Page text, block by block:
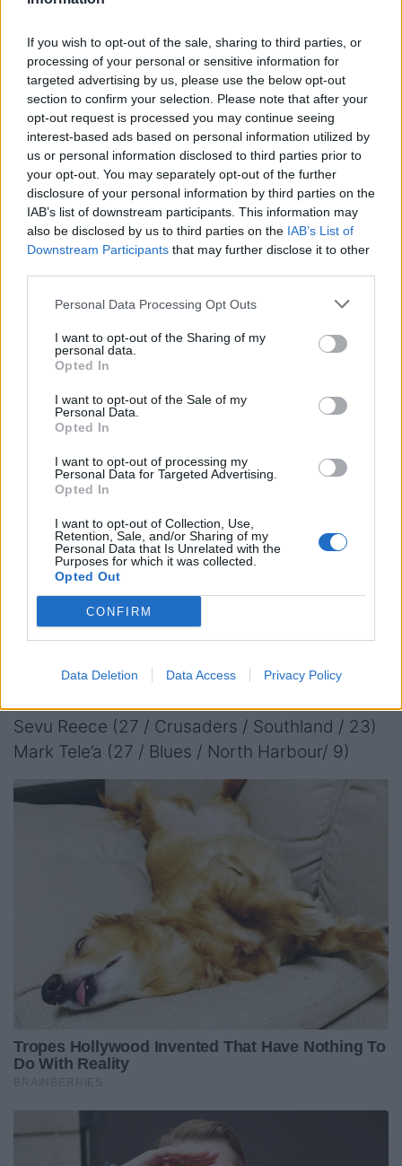
If you wish to opt-out of the sale, sharing to third parties, or
processing of your personal or sensitive information for
targeted advertising by us, please use the below opt-out
section to confirm your selection. Please note that after your
opt-out request is processed you may continue seeing
interest-based ads based on personal information utilized by
us or personal information disclosed to third parties prior to
your opt-out. You may separately opt-out of the further
disclosure of your personal information by third parties on the
IAB’s list of downstream participants. This information may
also be disclosed by us to third parties on the IAB’s List of
Downstream Participants that may further disclose it to other
Personal Data Processing Opt Outs
I want to opt-out of the Sharing of my
personal data.
Opted In
I want to opt-out of the Sale of my
Personal Data.
Opted In
I want to opt-out of processing my
Personal Data for Targeted Advertising.
Opted In
I want to opt-out of Collection, Use,
Retention, Sale, and/or Sharing of my
Personal Data that Is Unrelated with the
Purposes for which it was collected.
Opted Out
CONFIRM
Data Deletion Data Access Privacy Policy
/ 32)
Ardie Savea (30 / Hurricanes / Wellington / 81)
(Vice Captain)
Wallace Sititi* (21 / Chiefs / North Harbour / 0)
Trequarti (14)
Mediani
Finlay Christie (28 / Blues / Tasman / 21)
TJ Perenara (32 / Hurricanes / Wellington / 80)
Cortez Ratima* (23 / Chiefs / Waikato / 0)
Beauden Barrett (33 / Blues / Taranaki / 123)
Damian McKenzie (29 / Chiefs / Waikato / 47)
Centri
(Vice Captain)
Rieko Ioane (27 / Blues / Auckland / 67)
Anton Lienert-Brown (29 / Chiefs / Waikato /
Billy Proctor* (25 / Hurricanes / Wellington / 0)
Ali/estremi
Emoni Narawa (24 / Chiefs / Bay of Plenty / 1)
Sevu Reece (27 / Crusaders / Southland / 23)
Mark Tele’a (27 / Blues / North Harbour/ 9)